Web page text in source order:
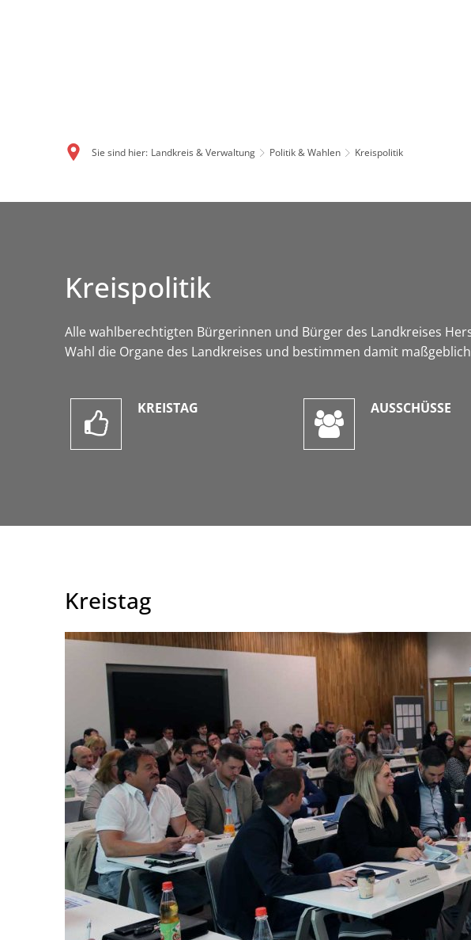
Sie sind hier: Landkreis & Verwaltung Politik & Wahlen Kreispolitik
Kreispolitik
Alle wahlberechtigten Bürgerinnen und Bürger des Landkreises
Wahl die Organe des Landkreises und bestimmen damit
KREISTAG AUSSCHÜSSE
Kreistag